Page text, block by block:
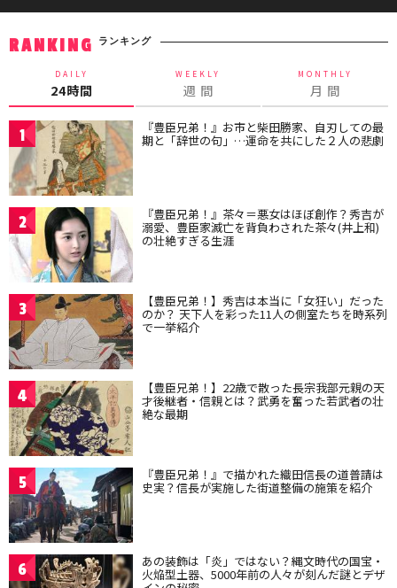
RANKING ランキング
DAILY
24時間
WEEKLY
週 間
MONTHLY
月 間
1 『豊臣兄弟！』お市と柴田勝家、自刃しての最
期と「辞世の句」…運命を共にした２人の悲劇
2 『豊臣兄弟！』茶々＝悪女はほぼ創作？秀吉が
溺愛、豊臣家滅亡を背負わされた茶々(井上和)
の壮絶すぎる生涯
3 【豊臣兄弟！】秀吉は本当に「女狂い」だった
のか？ 天下人を彩った11人の側室たちを時系列
で一挙紹介
4 【豊臣兄弟！】22歳で散った長宗我部元親の天
才後継者・信親とは？武勇を奮った若武者の壮
絶な最期
5 『豊臣兄弟！』で描かれた織田信長の道普請は
史実？信長が実施した街道整備の施策を紹介
6 あの装飾は「炎」ではない？縄文時代の国宝・
火焔型土器、5000年前の人々が刻んだ謎とデザ